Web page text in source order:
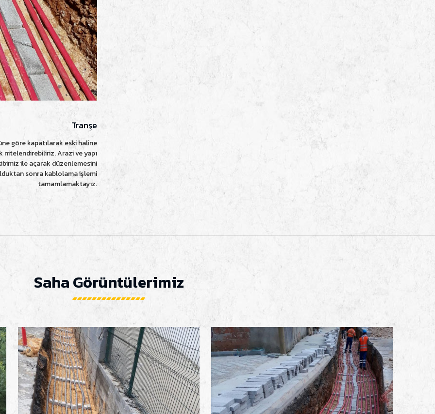
Tranşe
göre kapatılarak eski haline
Arazi ve yapı
ile açarak düzenlemesini
sonra kablolama işlemi
tamamlamaktayız.
Saha Görüntülerimiz